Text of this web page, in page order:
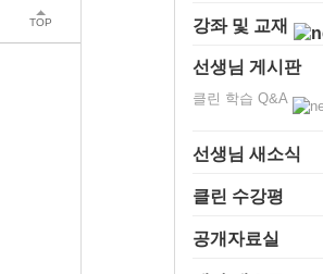
TOP 강좌 및 교재
선생님 게시판
클린 학습 Q&A
선생님 새소식
클린 수강평
공개자료실